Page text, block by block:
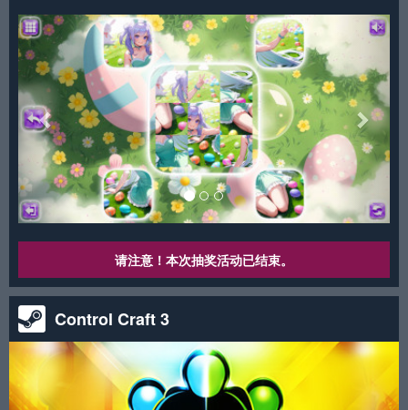
< >
请注意！本次抽奖活动已结束。
Control Craft 3